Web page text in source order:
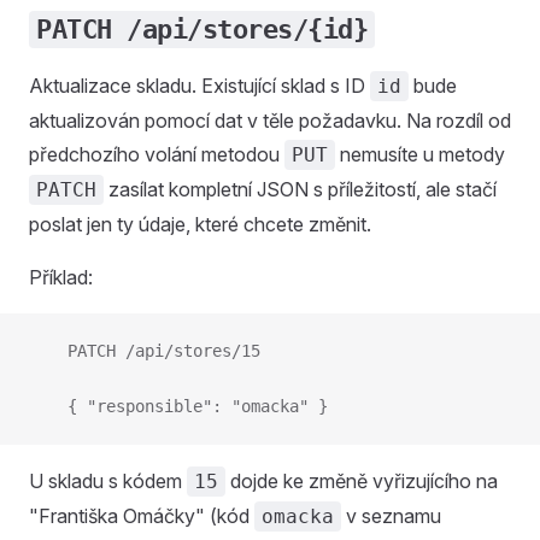
PATCH /api/stores/{id}
Aktualizace skladu. Existující sklad s ID id bude
aktualizován pomocí dat v těle požadavku. Na rozdíl od
předchozího volání metodou
PUT nemusíte u metody
PATCH
zasílat kompletní JSON s příležitostí, ale stačí
poslat jen ty údaje, které chcete změnit.
Příklad:
    PATCH /api/stores/15
    { "responsible": "omacka" }
U skladu s kódem 15 dojde ke změně vyřizujícího na
"Františka Omáčky" (kód
omacka v seznamu